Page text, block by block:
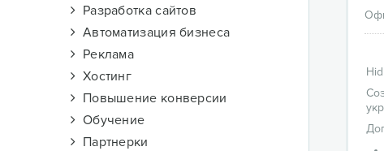
Разработка сайтов
Автоматизация бизнеса
Реклама
Хостинг
Повышение конверсии
Обучение
Партнерки